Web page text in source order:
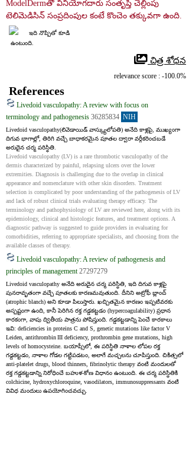
ModelDermతో వినియోగదారు సంతృప్తి చెల్లింపు
టెలిమెడిసిన్ సంప్రదింపుల కంటే కొంచెం తక్కువగా ఉంది.
ఇది నొప్పితో కూడి
ఉంటుంది.
చిత్ర శోధన
relevance score : -100.0%
References
Livedoid vasculopathy: A review with focus on
terminology and pathogenesis 36285834 NIH
Livedoid vasculopathy(లివెడాయిడ్ వాస్క్యులోపతి) అనేది కాళ్లపై, ముఖ్యంగా
దిగువ భాగాల్లో, తిరిగి వచ్చే బాధాకరమైన పూతల ద్వారా వర్గీకరించబడే
అరుదైన చర్మ పరిస్థితి.
Livedoid vasculopathy (LV) is a rare thrombotic vasculopathy of the
dermis characterized by painful, relapsing ulcers over the lower
extremities. Diagnosis is challenging due to the overlap in clinical
appearance and nomenclature with other skin disorders. Treatment
selection is complicated by poor understanding of the pathogenesis of LV
and lack of robust clinical trials evaluating therapy efficacy. The
terminology and pathophysiology of LV are reviewed here, along with its
epidemiology, clinical and histologic features, and treatment options. A
diagnostic pathway is suggested to guide providers in evaluating for
comorbidities, referring to appropriate specialists, and choosing from the
available classes of therapy.
Livedoid vasculopathy: A review of pathogenesis and
principles of management27297279
Livedoid vasculopathy అనేది అరుదైన చర్మ పరిస్థితి, ఇది దిగువ కాళ్లపై
పునరావృతంగా వచ్చే పూతలకు కారణమవుతుంది. దీనిని అట్రోఫీ బ్లాంచ్
(atrophic blanch) అని కూడా పిలుస్తారు. ఖచ్చితమైన కారణం ఇప్పటివరకు
అస్పష్టంగా ఉంది, కానీ పెరిగిన రక్త గడ్డకట్టడం (hypercoagulability) ప్రధాన
కారకంగా, వాపు ద్వితీయ పాత్రను పోషిస్తుంది. గడ్డకట్టడాన్ని పెంచే కారకాలు
ఇవి: deficiencies in proteins C and S, genetic mutations like factor V
Leiden, antithrombin III deficiency, prothrombin gene mutations, high
levels of homocysteine. బయాప్సీలో, ఈ పరిస్థితి నాళాల లోపల రక్త
గడ్డకట్టడం, నాళాల గోడల గట్టిపడటం, అలాగే మచ్చలను చూపిస్తుంది. చికిత్సలో
anti‑platelet drugs, blood thinners, fibrinolytic therapy వంటి మందులతో
రక్త గడ్డకట్టడాన్ని నిరోధించే బహుళ‑కోణ విధానం ఉంటుంది. ఈ చర్మ పరిస్థితికి
colchicine, hydroxychloroquine, vasodilators, immunosuppressants వంటి
వివిధ మందులు ఉపయోగించవచ్చు.